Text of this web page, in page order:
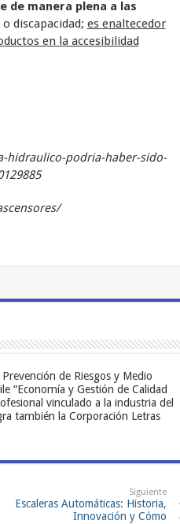
de manera plena a las
discapacidad; es enaltecedor
en la accesibilidad
hidraulico-podria-haber-sido-
de Riesgos y Medio
“Economía y Gestión de Calidad
vinculado a la industria del
también la Corporación Letras
Siguiente
Escaleras Automáticas: Historia,
Innovación y Cómo